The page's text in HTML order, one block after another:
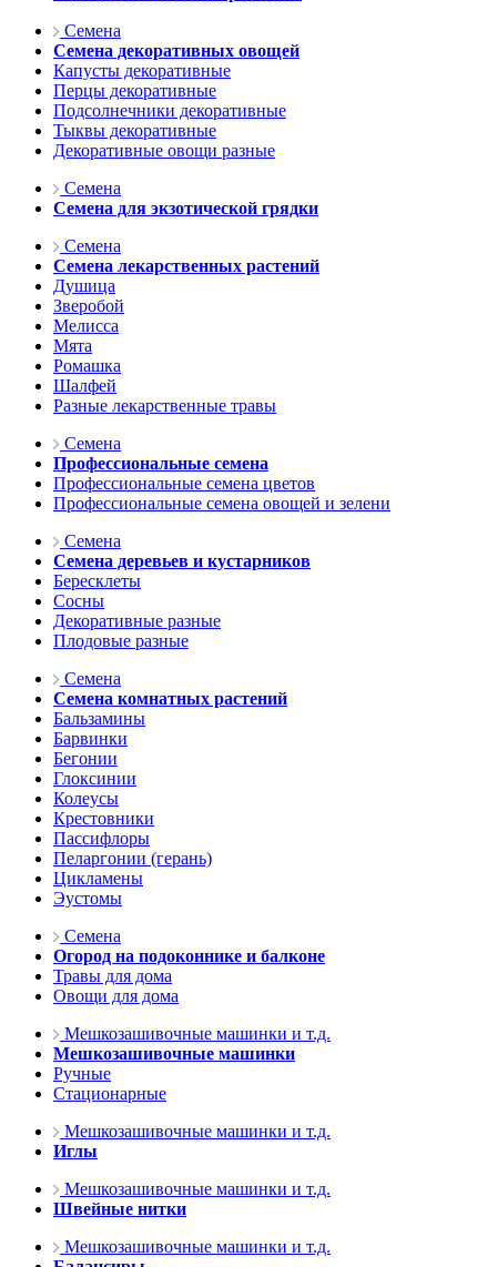
Семена
Семена декоративных овощей
Капусты декоративные
Перцы декоративные
Подсолнечники декоративные
Тыквы декоративные
Декоративные овощи разные
Семена
Семена для экзотической грядки
Семена
Семена лекарственных растений
Душица
Зверобой
Мелисса
Мята
Ромашка
Шалфей
Разные лекарственные травы
Семена
Профессиональные семена
Профессиональные семена цветов
Профессиональные семена овощей и зелени
Семена
Семена деревьев и кустарников
Бересклеты
Сосны
Декоративные разные
Плодовые разные
Семена
Семена комнатных растений
Бальзамины
Барвинки
Бегонии
Глоксинии
Колеусы
Крестовники
Пассифлоры
Пеларгонии (герань)
Цикламены
Эустомы
Семена
Огород на подоконнике и балконе
Травы для дома
Овощи для дома
Мешкозашивочные машинки и т.д.
Мешкозашивочные машинки
Ручные
Стационарные
Мешкозашивочные машинки и т.д.
Иглы
Мешкозашивочные машинки и т.д.
Швейные нитки
Мешкозашивочные машинки и т.д.